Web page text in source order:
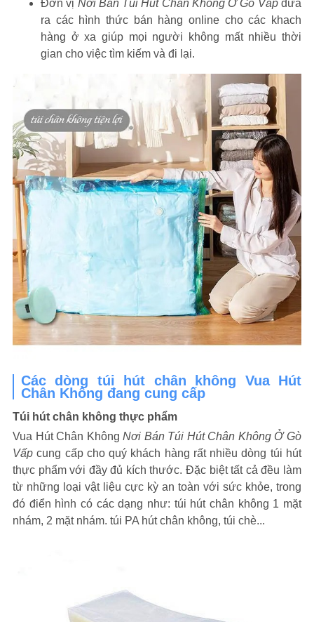
Đơn vị Nơi Bán Túi Hút Chân Không Ở Gò Vấpđưa
ra các hình thức bán hàng online cho các khach
hàng ở xa giúp mọi người không mất nhiều thời
gian cho việc tìm kiếm và đi lại.
Các dòng túi hút chân không Vua Hút
Chân Không đang cung cấp
Túi hút chân không thực phẩm
Vua Hút Chân KhôngNơi Bán Túi Hút Chân Không Ở Gò
Vấpcung cấp cho quý khách hàng rất nhiều dòng túi hút
thực phẩm với đầy đủ kích thước. Đặc biệt tất cả đều làm
từ những loại vật liệu cực kỳ an toàn với sức khỏe, trong
đó điển hình có các dạng như: túi hút chân không 1 mặt
nhám, 2 mặt nhám. túi PA hút chân không, túi chè...